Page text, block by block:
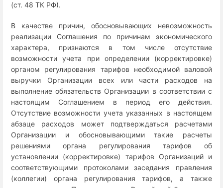
(ст. 48 ТК РФ).
В качестве причин, обосновывающих невозможность
реализации Соглашения по причинам экономического
характера, признаются в том числе отсутствие
возможности учета при определении (корректировке)
органом регулирования тарифов необходимой валовой
выручки Организации всех или части расходов на
выполнение обязательств Организации в соответствии с
настоящим Соглашением в период его действия.
Отсутствие возможности учета указанных в настоящем
абзаце расходов может подтверждаться расчетами
Организации и обосновывающими такие расчеты
решениями органа регулирования тарифов об
установлении (корректировке) тарифов Организаций и
соответствующими протоколами заседания правления
(коллегии) органа регулирования тарифов, а также